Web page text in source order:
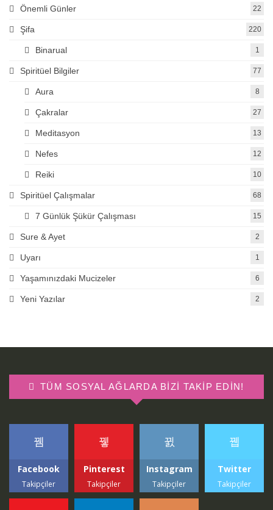
Önemli Günler 22
Şifa 220
Binarual 1
Spiritüel Bilgiler 77
Aura 8
Çakralar 27
Meditasyon 13
Nefes 12
Reiki 10
Spiritüel Çalışmalar 68
7 Günlük Şükür Çalışması 15
Sure & Ayet 2
Uyarı 1
Yaşamınızdaki Mucizeler 6
Yeni Yazılar 2
TÜM SOSYAL AĞLARDA BIZI TAKIP EDIN!
Facebook
Takipçiler
Pinterest
Takipçiler
Instagram
Takipçiler
Twitter
Takipçiler